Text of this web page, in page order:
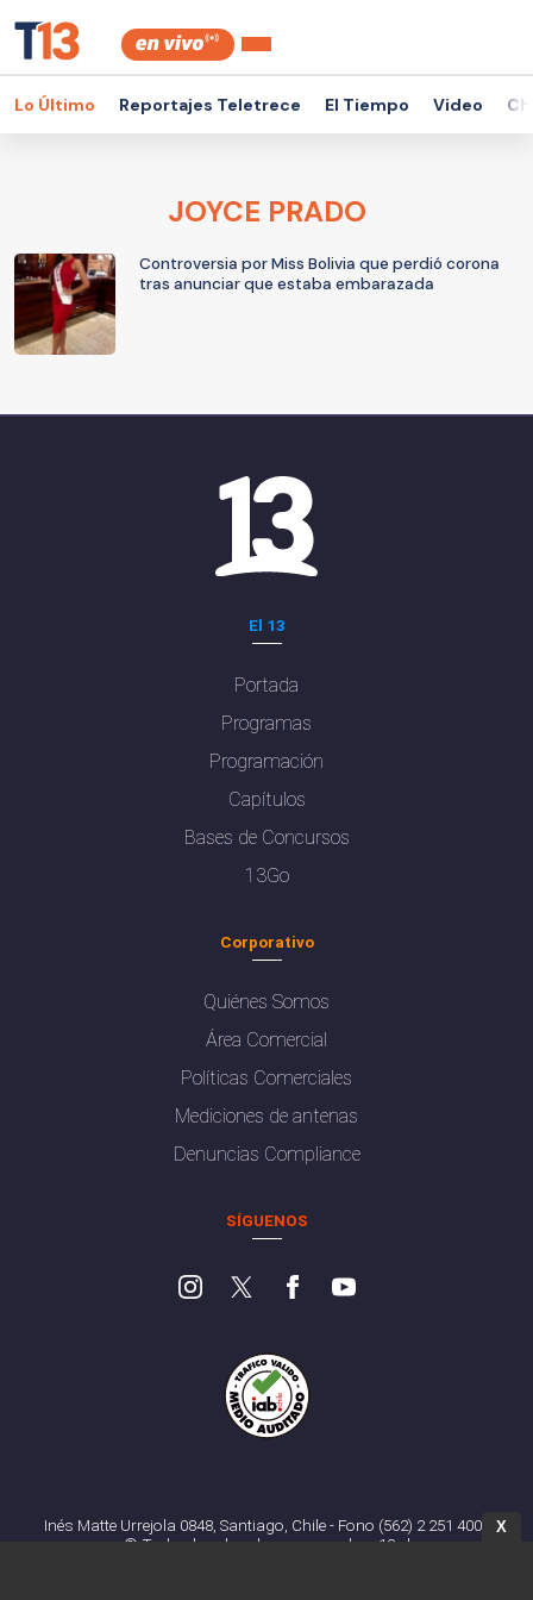
Lo Último Reportajes Teletrece El Tiempo Video
JOYCE PRADO
Controversia por Miss Bolivia que perdió corona
tras anunciar que estaba embarazada
El 13
Portada
Programas
Programación
Capítulos
Bases de Concursos
13Go
Corporativo
Quiénes Somos
Área Comercial
Políticas Comerciales
Mediciones de antenas
Denuncias Compliance
SÍGUENOS
Inés Matte Urrejola 0848, Santiago, Chile - Fono (562) 2 251 4000
© Todos los derechos reservados. 13.cl
X